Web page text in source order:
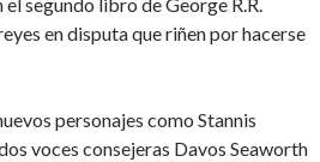
en disputa que riñen por hacerse
personajes como Stannis
voces consejeras Davos Seaworth